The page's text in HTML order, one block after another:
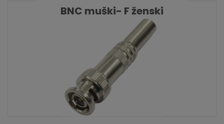
BNC muški- F ženski
KATALOŠKI BROJ: 1795